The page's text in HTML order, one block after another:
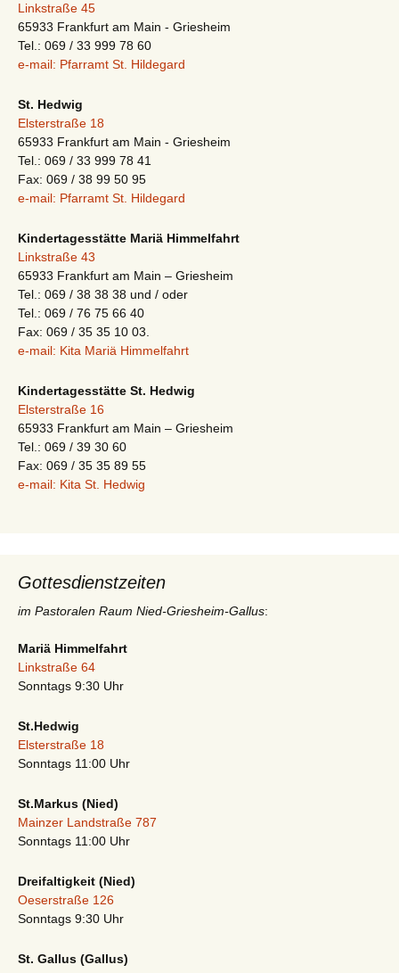
Linkstraße 45
65933 Frankfurt am Main - Griesheim
Tel.: 069 / 33 999 78 60
e-mail: Pfarramt St. Hildegard
St. Hedwig
Elsterstraße 18
65933 Frankfurt am Main - Griesheim
Tel.: 069 / 33 999 78 41
Fax: 069 / 38 99 50 95
e-mail: Pfarramt St. Hildegard
Kindertagesstätte Mariä Himmelfahrt
Linkstraße 43
65933 Frankfurt am Main – Griesheim
Tel.: 069 / 38 38 38 und / oder
Tel.: 069 / 76 75 66 40
Fax: 069 / 35 35 10 03.
e-mail: Kita Mariä Himmelfahrt
Kindertagesstätte St. Hedwig
Elsterstraße 16
65933 Frankfurt am Main – Griesheim
Tel.: 069 / 39 30 60
Fax: 069 / 35 35 89 55
e-mail: Kita St. Hedwig
Gottesdienstzeiten
im Pastoralen Raum Nied-Griesheim-Gallus:
Mariä Himmelfahrt
Linkstraße 64
Sonntags 9:30 Uhr
St.Hedwig
Elsterstraße 18
Sonntags 11:00 Uhr
St.Markus (Nied)
Mainzer Landstraße 787
Sonntags 11:00 Uhr
Dreifaltigkeit (Nied)
Oeserstraße 126
Sonntags 9:30 Uhr
St. Gallus (Gallus)